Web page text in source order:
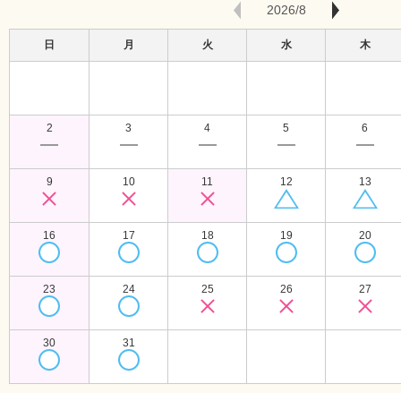
2026/8
日 月 火 水 木
2 3 4 5 6
9 10 11 12 13
16 17 18 19 20
23 24 25 26 27
30 31